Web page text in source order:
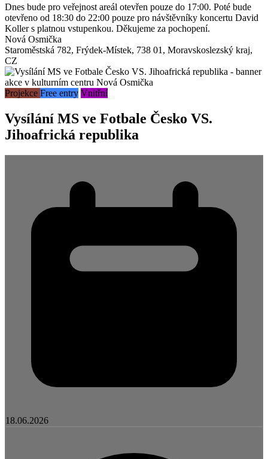
Dnes bude pro veřejnost areál otevřen pouze do 17:00. Poté bude
otevřeno od 18:30 do 22:00 pouze pro návštěvníky koncertu David
Koller s platnou vstupenkou. Děkujeme za pochopení.
Nová Osmička
Staroměstská 782, Frýdek-Místek, 738 01 , Moravskoslezský kraj,
CZ
Projekce Free entry Vnitřní
Vysílání MS ve Fotbale Česko VS.
Jihoafrická republika
18.06.2026